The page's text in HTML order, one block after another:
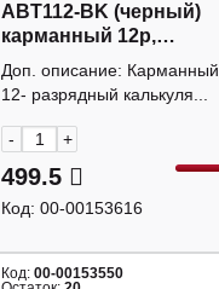
ABT112-BK (черный)
карманный 12р,
крышка
Доп. описание: Карманный
12- разрядный калькуля...
- +
499.5
Код: 00-00153616
Код: 00-00153550